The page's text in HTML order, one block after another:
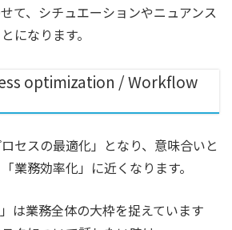
て、シチュエーションやニュアンス
になります。
optimization / Workflow
セスの最適化」となり、意味合いと
業務効率化」に近くなります。
は業務全体の大枠を捉えています